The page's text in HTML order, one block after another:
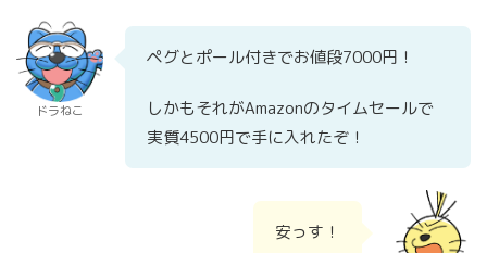
ドラねこ
ペグとポール付きでお値段7000円！
しかもそれがAmazonのタイムセールで
実質4500円で手に入れたぞ！
安っす！